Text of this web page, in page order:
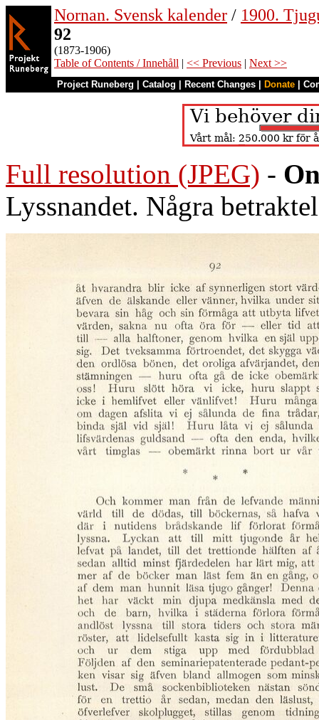
Nornan. Svensk kalender / 1900.
92
(1873-1906)
Table of Contents / Innehåll | << Previous | Next >>
Project Runeberg Catalog Recent Changes Donate
Full resolution (JPEG) -
Lyssnandet. Några